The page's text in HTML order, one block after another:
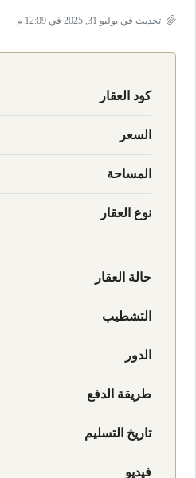
تحديث في يوليو 31, 2025 في 12:09 م
كود العقار
السعر
المساحة
نوع العقار
حالة العقار
التشطيب
الدور
طريقة الدفع
تاريخ التسليم
فيديو